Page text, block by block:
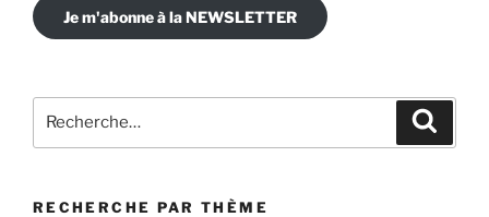
Je m'abonne à la NEWSLETTER
pour
RECHERCHE PAR THÈME